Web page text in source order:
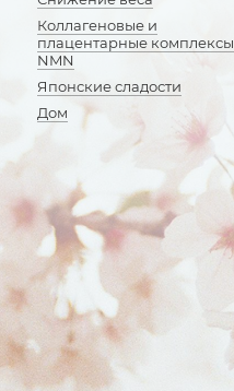
Коллагеновые и
плацентарные комплексы,
NMN
Японские сладости
Дом